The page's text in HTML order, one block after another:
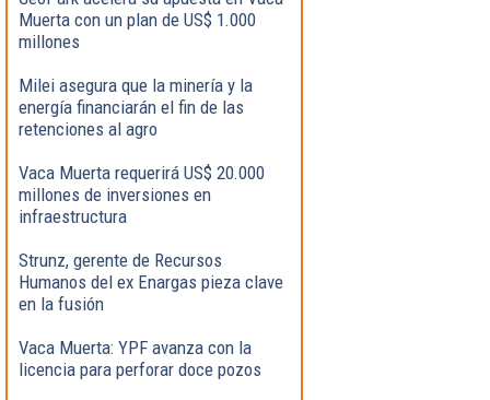
Muerta con un plan de US$ 1.000
millones
Milei asegura que la minería y la
energía financiarán el fin de las
retenciones al agro
Vaca Muerta requerirá US$ 20.000
millones de inversiones en
infraestructura
Strunz, gerente de Recursos
Humanos del ex Enargas pieza clave
en la fusión
Vaca Muerta: YPF avanza con la
licencia para perforar doce pozos